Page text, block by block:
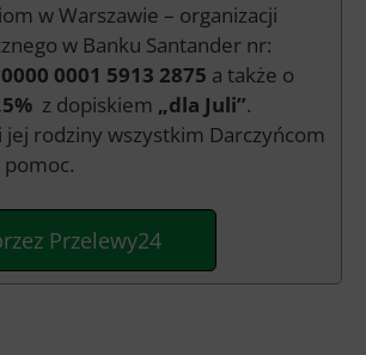
w Warszawie – organizacji
w Banku Santander nr:
0001 5913 2875 a także o
z dopiskiem „dla Juli”.
jej rodziny wszystkim Darczyńcom
Przelewy24